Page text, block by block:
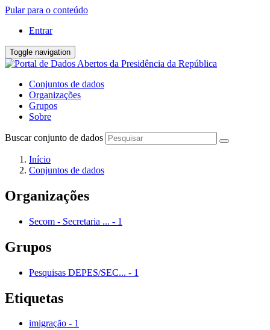
Pular para o conteúdo
Entrar
Toggle navigation
Conjuntos de dados
Organizações
Grupos
Sobre
Buscar conjunto de dados
Início
Conjuntos de dados
Organizações
Secom - Secretaria ... - 1
Grupos
Pesquisas DEPES/SEC... - 1
Etiquetas
imigração - 1